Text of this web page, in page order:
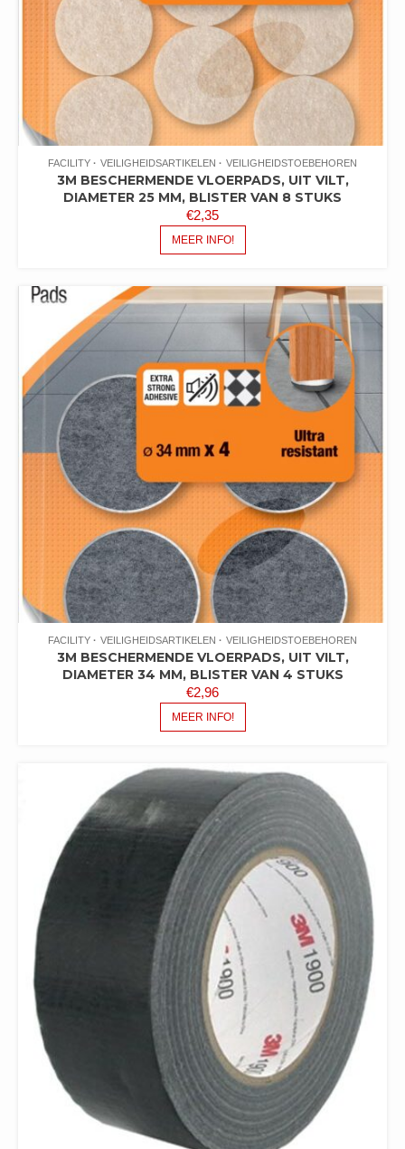
FACILITY VEILIGHEIDSARTIKELEN VEILIGHEIDSTOEBEHOREN
3M BESCHERMENDE VLOERPADS, UIT VILT,
DIAMETER 25 MM, BLISTER VAN 8 STUKS
€2,35
MEER INFO!
FACILITY VEILIGHEIDSARTIKELEN VEILIGHEIDSTOEBEHOREN
3M BESCHERMENDE VLOERPADS, UIT VILT,
DIAMETER 34 MM, BLISTER VAN 4 STUKS
€2,96
MEER INFO!